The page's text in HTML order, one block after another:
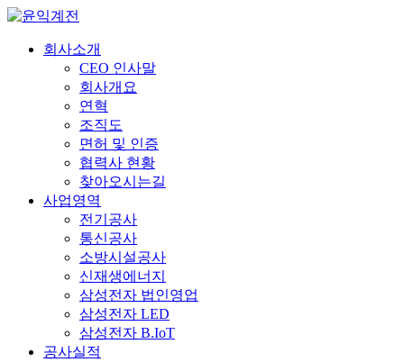
회사소개
CEO 인사말
회사개요
연혁
조직도
면허 및 인증
협력사 현황
찾아오시는길
사업영역
전기공사
통신공사
소방시설공사
신재생에너지
삼성전자 법인영업
삼성전자 LED
삼성전자 B.IoT
공사실적